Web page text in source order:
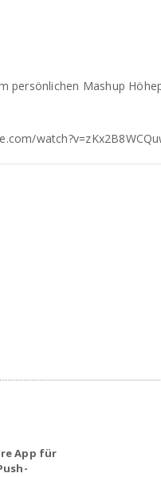
persönlichen Mashup
App für